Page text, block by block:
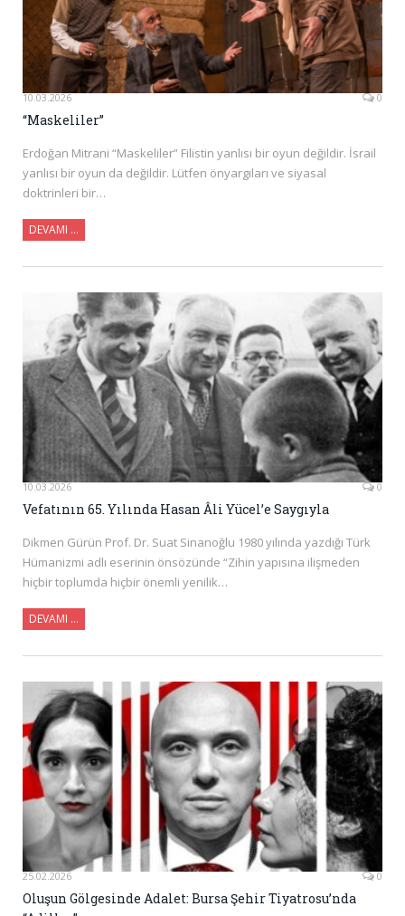
10.03.2026 0
“Maskeliler”
Erdoğan Mitrani “Maskeliler” Filistin yanlısı bir oyun değildir. İsrail
yanlısı bir oyun da değildir. Lütfen önyargıları ve siyasal
doktrinleri bir…
DEVAMI …
10.03.2026 0
Vefatının 65. Yılında Hasan Âli Yücel’e Saygıyla
Dikmen Gürün Prof. Dr. Suat Sinanoğlu 1980 yılında yazdığı Türk
Hümanizmi adlı eserinin önsözünde “Zihin yapısına ilişmeden
hiçbir toplumda hiçbir önemli yenilik…
DEVAMI …
25.02.2026 0
Oluşun Gölgesinde Adalet: Bursa Şehir Tiyatrosu’nda